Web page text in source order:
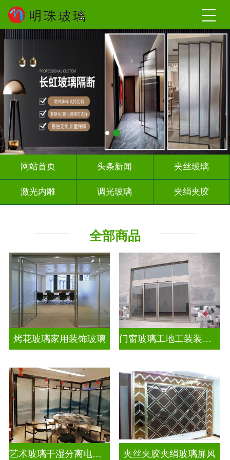
网站首页 头条新闻 夹丝玻璃
激光内雕 调光玻璃 夹绢夹胶
全部商品
烤花玻璃家用装饰玻璃 门窗玻璃工地工装装饰玻璃
艺术玻璃干湿分离电视玻璃背景墙 夹丝夹胶夹绢玻璃屏风